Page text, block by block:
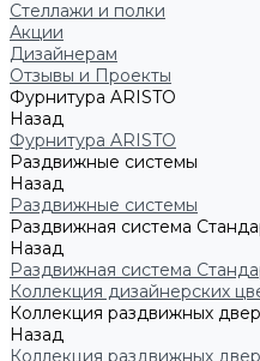
Стеллажи и полки
Акции
Дизайнерам
Отзывы и Проекты
Фурнитура ARISTO
Назад
Фурнитура ARISTO
Раздвижные системы
Назад
Раздвижные системы
Раздвижная система
Назад
Раздвижная система
Коллекция дизайнерских
Коллекция раздвижных
Назад
Коллекция раздвижных